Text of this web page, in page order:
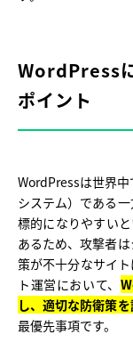
WordPress
ポイント
WordPressは世界
システム）である
標的になりやすい
あるため、攻撃者
策が不十分なサイ
ト運営において、
し、適切な防衛策
最優先事項です。